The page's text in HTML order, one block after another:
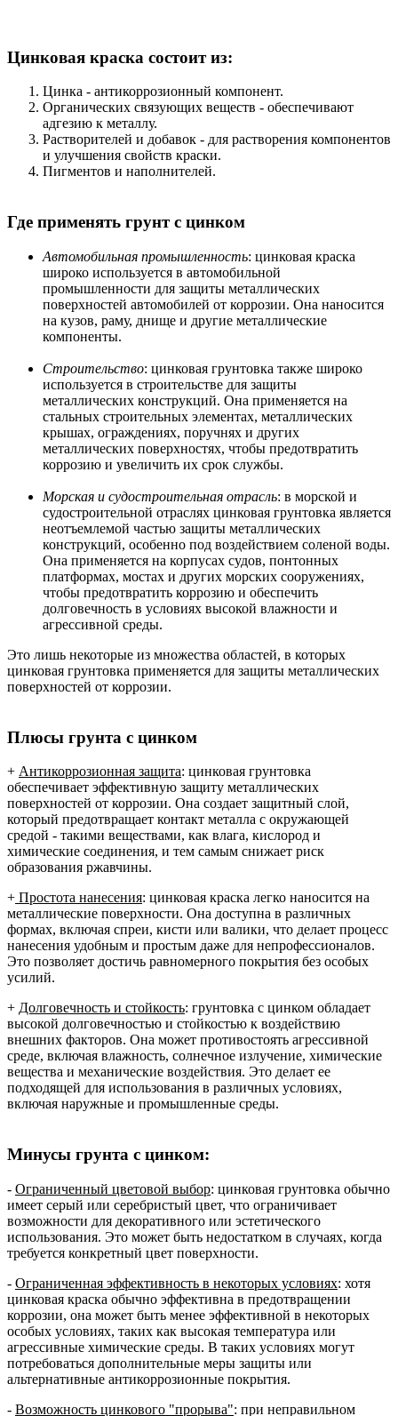
Цинковая краска состоит из:
Цинка - антикоррозионный компонент.
Органических связующих веществ - обеспечивают
адгезию к металлу.
Растворителей и добавок - для растворения компонентов
и улучшения свойств краски.
Пигментов и наполнителей.
Где применять грунт с цинком
Автомобильная промышленность: цинковая краска
широко используется в автомобильной
промышленности для защиты металлических
поверхностей автомобилей от коррозии. Она наносится
на кузов, раму, днище и другие металлические
компоненты.
Строительство: цинковая грунтовка также широко
используется в строительстве для защиты
металлических конструкций. Она применяется на
стальных строительных элементах, металлических
крышах, ограждениях, поручнях и других
металлических поверхностях, чтобы предотвратить
коррозию и увеличить их срок службы.
Морская и судостроительная отрасль: в морской и
судостроительной отраслях цинковая грунтовка является
неотъемлемой частью защиты металлических
конструкций, особенно под воздействием соленой воды.
Она применяется на корпусах судов, понтонных
платформах, мостах и других морских сооружениях,
чтобы предотвратить коррозию и обеспечить
долговечность в условиях высокой влажности и
агрессивной среды.
Это лишь некоторые из множества областей, в которых
цинковая грунтовка применяется для защиты металлических
поверхностей от коррозии.
Плюсы грунта с цинком
+ Антикоррозионная защита: цинковая грунтовка
обеспечивает эффективную защиту металлических
поверхностей от коррозии. Она создает защитный слой,
который предотвращает контакт металла с окружающей
средой - такими веществами, как влага, кислород и
химические соединения, и тем самым снижает риск
образования ржавчины.
+ Простота нанесения: цинковая краска легко наносится на
металлические поверхности. Она доступна в различных
формах, включая спреи, кисти или валики, что делает процесс
нанесения удобным и простым даже для непрофессионалов.
Это позволяет достичь равномерного покрытия без особых
усилий.
+ Долговечность и стойкость: грунтовка с цинком обладает
высокой долговечностью и стойкостью к воздействию
внешних факторов. Она может противостоять агрессивной
среде, включая влажность, солнечное излучение, химические
вещества и механические воздействия. Это делает ее
подходящей для использования в различных условиях,
включая наружные и промышленные среды.
Минусы грунта с цинком:
- Ограниченный цветовой выбор: цинковая грунтовка обычно
имеет серый или серебристый цвет, что ограничивает
возможности для декоративного или эстетического
использования. Это может быть недостатком в случаях, когда
требуется конкретный цвет поверхности.
- Ограниченная эффективность в некоторых условиях: хотя
цинковая краска обычно эффективна в предотвращении
коррозии, она может быть менее эффективной в некоторых
особых условиях, таких как высокая температура или
агрессивные химические среды. В таких условиях могут
потребоваться дополнительные меры защиты или
альтернативные антикоррозионные покрытия.
- Возможность цинкового "прорыва": при неправильном